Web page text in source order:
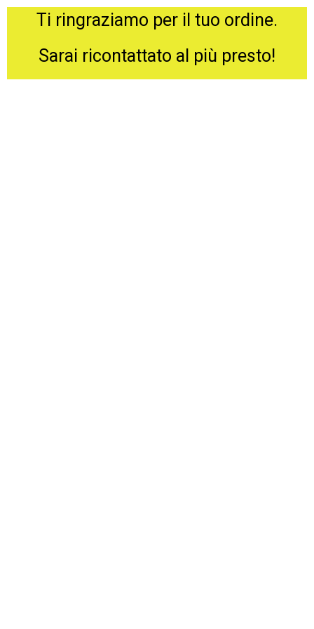
Ti ringraziamo per il tuo ordine.
Sarai ricontattato al più presto!